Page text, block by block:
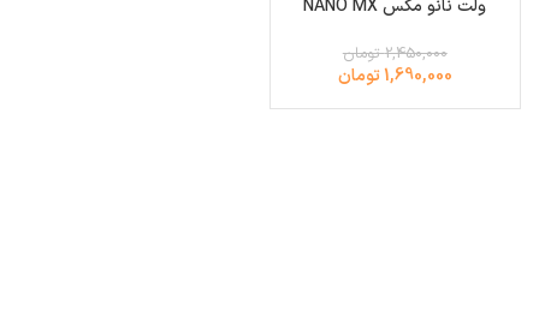
ولت نانو مکس NANO MX
2,450,000 تومان
1,690,000 تومان